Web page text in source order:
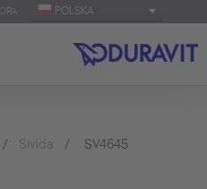
POLSKA
Sivida SV4645